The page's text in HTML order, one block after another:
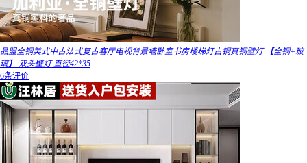
品盟全铜美式中古法式复古客厅电视背景墙卧室书房楼梯灯古铜真铜壁灯 【全铜+玻
璃】 双头壁灯 直径42*35
6条评价